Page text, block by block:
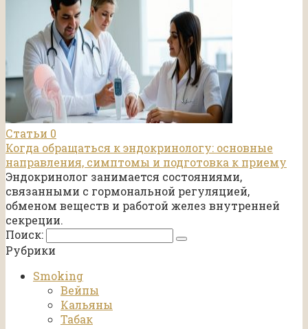
Статьи 0
Когда обращаться к эндокринологу: основные
направления, симптомы и подготовка к приему
Эндокринолог занимается состояниями,
связанными с гормональной регуляцией,
обменом веществ и работой желез внутренней
секреции.
Поиск:
Рубрики
Smoking
Вейпы
Кальяны
Табак